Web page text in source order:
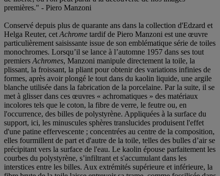
premières." - Piero Manzoni
Conservé depuis plus de quarante ans dans la collection d'Edzard et
Helga Reuter, cet Achrome tardif de Piero Manzoni est une œuvre
particulièrement saisissante issue de son emblématique série de toiles
monochromes. Lorsqu’il se lance à l’automne 1957 dans ses tout
premiers Achromes, Manzoni manipule directement la toile, la
plissant, la froissant, la pliant pour obtenir des variations infinies de
formes, après avoir plongé le tout dans du kaolin liquide, une argile
blanche utilisée dans la fabrication de la porcelaine. Par la suite, il se
met à glisser dans ces œuvres « achromatiques » des matériaux
incolores tels que le coton, la fibre de verre, le feutre ou, en
l'occurrence, des billes de polystyrène. Appliquées à la surface du
support, ici, les minuscules sphères translucides produisent l'effet
d'une patine effervescente ; concentrées au centre de la composition,
elles fourmillent de part et d'autre de la toile, telles des bulles d’air se
précipitant vers la surface de l'eau. Le kaolin épouse parfaitement les
courbes du polystyrène, s’infiltrant et s'accumulant dans les
interstices entre les billes. Aux extrémités supérieure et inférieure, la